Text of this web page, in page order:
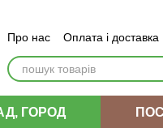
Про нас Оплата і доставка
Угода користувача
ГОРОД